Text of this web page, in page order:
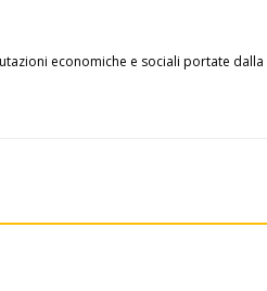
economiche e sociali portate dalla